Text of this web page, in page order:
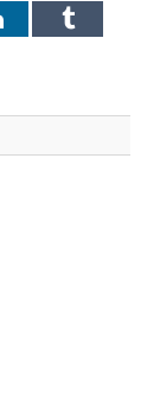
LinkedInTumblr